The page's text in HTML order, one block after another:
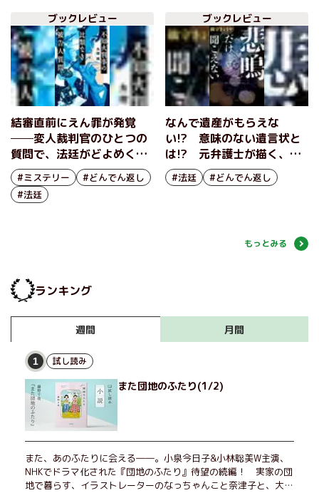
ブックレビュー
結審直前にえん罪が発覚
──変人裁判官のひとつの
質問で、法廷がどよめく。
前代未聞の逆転裁判ミステ
リー『不知火判事の比類な
き被告人質問』矢樹純
#ミステリー
#どんでん返し
#法廷
ブックレビュー
なんで遺産がもらえな
い!? 意味のない遺言状と
は!? 元弁護士が描く、超
リアルなリーガルミステ
リ 『悲鳴だけ聞こえな
#法廷 #どんでん返し
もっとみる
ランキング
週間 月間
1 試し読み
また団地のふたり(1/2)
また、あのふたりに会える――。小泉今日子&小林聡美W主演、
NHKでドラマ化された『団地のふたり』待望の続編！ 実家の団
地で暮らす、イラストレーターのなっちゃんこと奈津子と、大学